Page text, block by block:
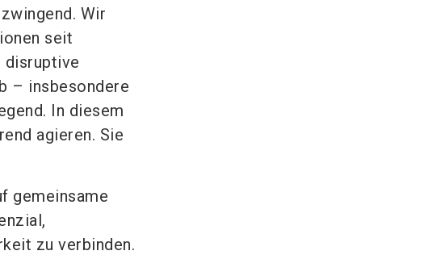
Wir
seit
disruptive
– insbesondere
In diesem
agieren. Sie
gemeinsame
zu verbinden.